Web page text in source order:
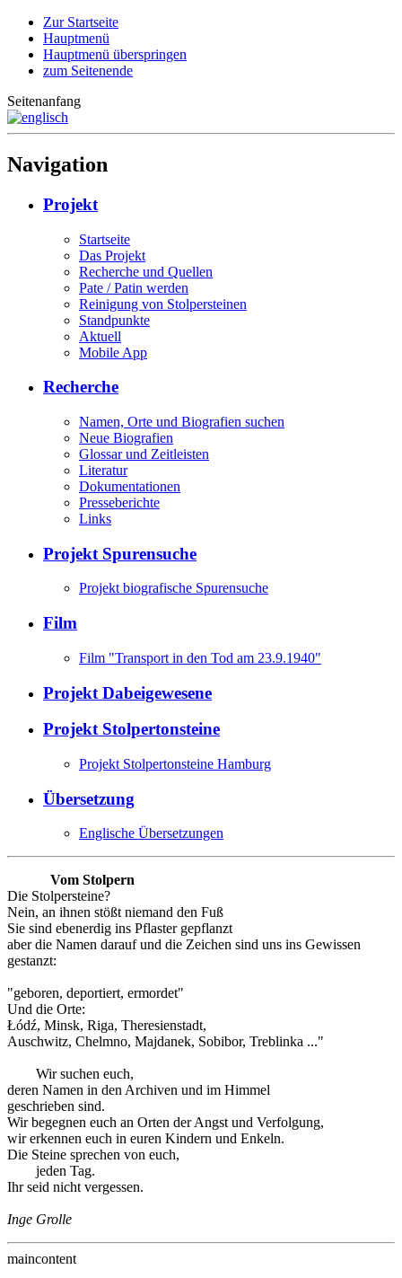
Zur Startseite
Hauptmenü
Hauptmenü überspringen
zum Seitenende
Seitenanfang
Navigation
Projekt
Startseite
Das Projekt
Recherche und Quellen
Pate / Patin werden
Reinigung von Stolpersteinen
Standpunkte
Aktuell
Mobile App
Recherche
Namen, Orte und Biografien suchen
Neue Biografien
Glossar und Zeitleisten
Literatur
Dokumentationen
Presseberichte
Links
Projekt Spurensuche
Projekt biografische Spurensuche
Film
Film "Transport in den Tod am 23.9.1940"
Projekt Dabeigewesene
Projekt Stolpertonsteine
Projekt Stolpertonsteine Hamburg
Übersetzung
Englische Übersetzungen
Vom Stolpern
Die Stolpersteine?
Nein, an ihnen stößt niemand den Fuß
Sie sind ebenerdig ins Pflaster gepflanzt
aber die Namen darauf und die Zeichen sind uns ins Gewissen
gestanzt:
"geboren, deportiert, ermordet"
Und die Orte:
Łódź, Minsk, Riga, Theresienstadt,
Auschwitz, Chelmno, Majdanek, Sobibor, Treblinka ..."
Wir suchen euch,
deren Namen in den Archiven und im Himmel
geschrieben sind.
Wir begegnen euch an Orten der Angst und Verfolgung,
wir erkennen euch in euren Kindern und Enkeln.
Die Steine sprechen von euch,
jeden Tag.
Ihr seid nicht vergessen.
Inge Grolle
maincontent